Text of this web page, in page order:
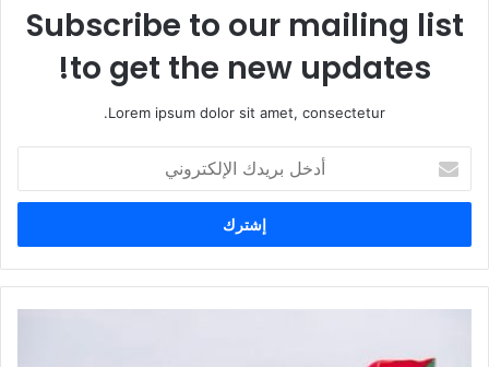
Subscribe to our mailing list
to get the new updates!
Lorem ipsum dolor sit amet, consectetur.
خ
ب
ر